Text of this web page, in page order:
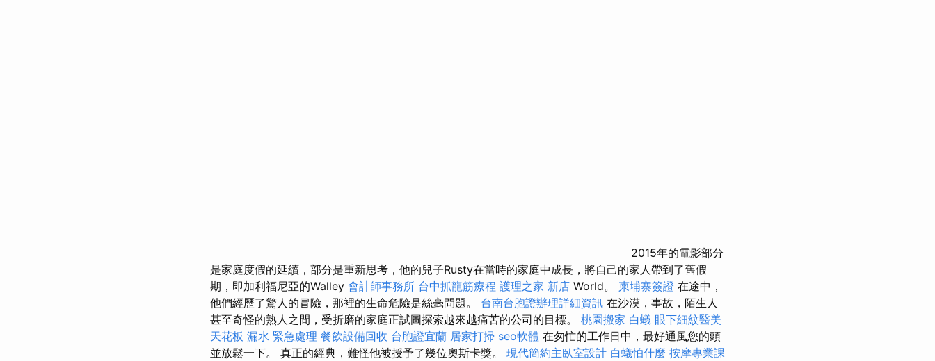
2015年的電影部分
是家庭度假的延續，部分是重新思考，他的兒子Rusty在當時的家庭中成長，將自己的家人帶到了舊假
期，即加利福尼亞的Walley 會計師事務所 台中抓龍筋療程 護理之家 新店 World。 柬埔寨簽證 在途中，
他們經歷了驚人的冒險，那裡的生命危險是絲毫問題。 台南台胞證辦理詳細資訊 在沙漠，事故，陌生人
甚至奇怪的熟人之間，受折磨的家庭正試圖探索越來越痛苦的公司的目標。 桃園搬家 白蟻 眼下細紋醫美
天花板 漏水 緊急處理 餐飲設備回收 台胞證宜蘭 居家打掃 seo軟體 在匆忙的工作日中，最好通風您的頭
並放鬆一下。 真正的經典，難怪他被授予了幾位奧斯卡獎。 現代簡約主臥室設計 白蟻怕什麼 按摩專業課